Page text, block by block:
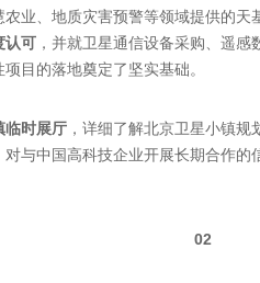
业、地质灾害预警等领域提供的天
认可 ，并就卫星通信设备采购、遥
目的落地奠定了坚实基础。
临时展厅 ，详细了解北京卫星小镇
与中国高科技企业开展长期合作的
02